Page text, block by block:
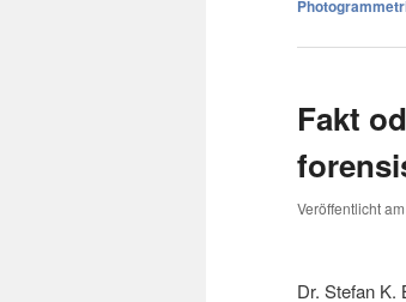
Fakt
Veröffentlicht am
Dr. Stefan K.